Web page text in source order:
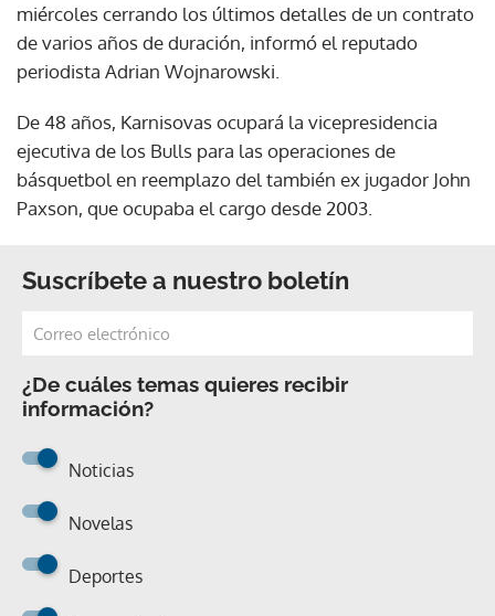
miércoles cerrando los últimos detalles de un contrato
de varios años de duración, informó el reputado
periodista Adrian Wojnarowski.
De 48 años, Karnisovas ocupará la vicepresidencia
ejecutiva de los Bulls para las operaciones de
básquetbol en reemplazo del también ex jugador John
Paxson, que ocupaba el cargo desde 2003.
Suscríbete a nuestro boletín
¿De cuáles temas quieres recibir
información?
Noticias
Novelas
Deportes